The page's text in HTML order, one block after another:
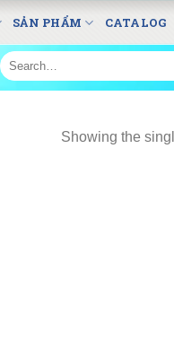
SẢN PHẨM CATALOG
Search
for:
Showing the